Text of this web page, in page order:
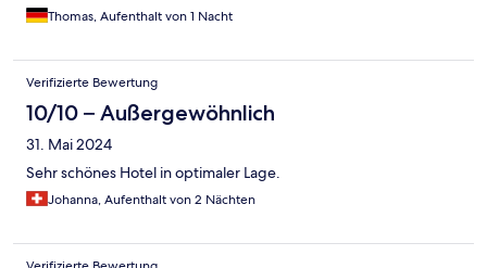
Thomas, Aufenthalt von 1 Nacht
Verifizierte Bewertung
10/10 – Außergewöhnlich
31. Mai 2024
Sehr schönes Hotel in optimaler Lage.
Johanna, Aufenthalt von 2 Nächten